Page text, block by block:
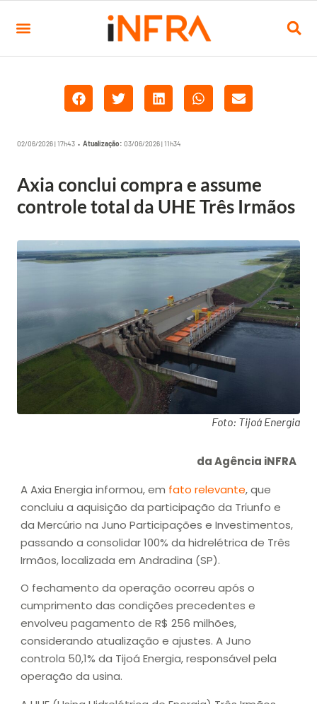
02/06/2026 | 17h43 • Atualização: 03/06/2026 | 11h34
Axia conclui compra e assume
controle total da UHE Três Irmãos
Foto: Tijoá Energia
da Agência iNFRA
A Axia Energia informou, em fato relevante, que
concluiu a aquisição da participação da Triunfo e
da Mercúrio na Juno Participações e Investimentos,
passando a consolidar 100% da hidrelétrica de Três
Irmãos, localizada em Andradina (SP).
O fechamento da operação ocorreu após o
cumprimento das condições precedentes e
envolveu pagamento de R$ 256 milhões,
considerando atualização e ajustes. A Juno
controla 50,1% da Tijoá Energia, responsável pela
operação da usina.